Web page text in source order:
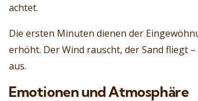
achtet.
Die ersten Minuten dienen der
erhöht. Der Wind rauscht, der Sand fliegt
aus.
Emotionen und Atmosphäre